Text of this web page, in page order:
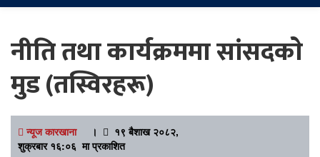
नीति तथा कार्यक्रममा सांसदकाे
मुड (तस्विरहरू)
न्यूज कारखाना।
१९ बैशाख २०८२,
शुक्रबार १६:०६ मा प्रकाशित